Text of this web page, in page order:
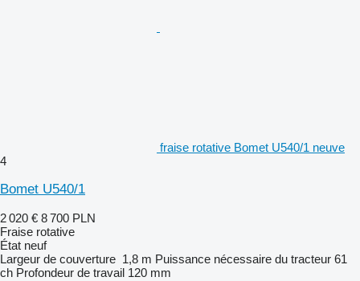
fraise rotative Bomet U540/1 neuve
4
Bomet U540/1
2 020 € 8 700 PLN
Fraise rotative
État neuf
Largeur de couverture 1,8 m Puissance nécessaire du tracteur 61
ch Profondeur de travail 120 mm